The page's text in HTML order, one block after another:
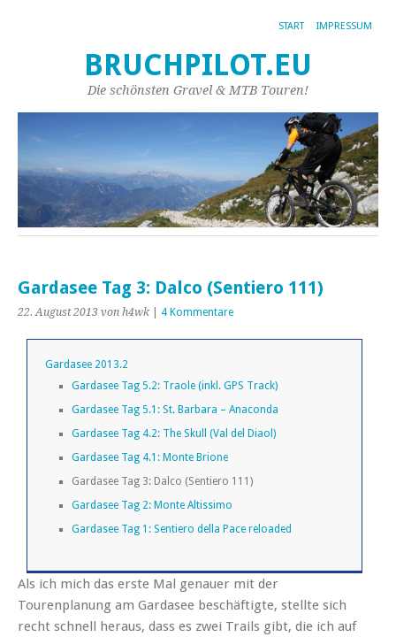
START IMPRESSUM
BRUCHPILOT.EU
Die schönsten Gravel & MTB Touren!
Gardasee Tag 3: Dalco (Sentiero 111)
22. August 2013 von h4wk 4 Kommentare
Gardasee 2013.2
Gardasee Tag 5.2: Traole (inkl. GPS Track)
Gardasee Tag 5.1: St. Barbara – Anaconda
Gardasee Tag 4.2: The Skull (Val del Diaol)
Gardasee Tag 4.1: Monte Brione
Gardasee Tag 3: Dalco (Sentiero 111)
Gardasee Tag 2: Monte Altissimo
Gardasee Tag 1: Sentiero della Pace reloaded
Als ich mich das erste Mal genauer mit der
Tourenplanung am Gardasee beschäftigte, stellte sich
recht schnell heraus, dass es zwei Trails gibt, die ich auf